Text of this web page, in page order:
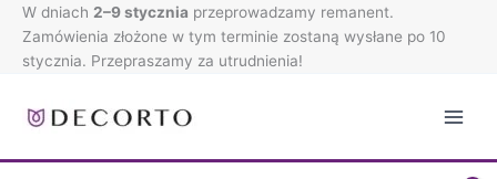
Przejdź
treści
W dniach 2–9 stycznia przeprowadzamy remanent.
Zamówienia złożone w tym terminie zostaną wysłane po 10
stycznia. Przepraszamy za utrudnienia!
ceramiczne
z
uszkiem
80
Fuori
29958